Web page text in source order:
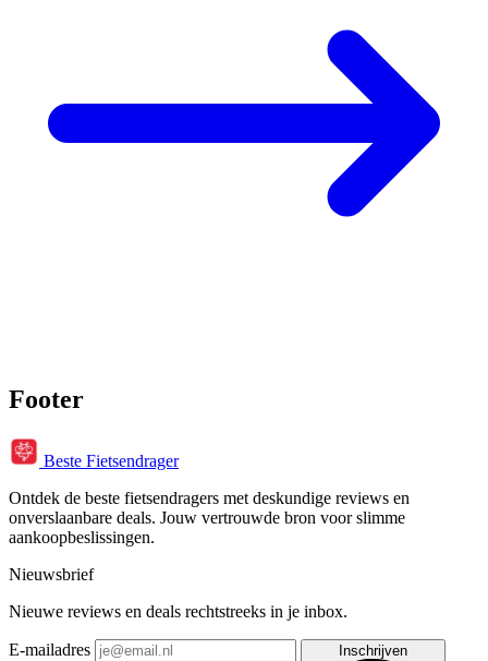
Footer
Beste Fietsendrager
Ontdek de beste fietsendragers met deskundige reviews en
onverslaanbare deals. Jouw vertrouwde bron voor slimme
aankoopbeslissingen.
Nieuwsbrief
Nieuwe reviews en deals rechtstreeks in je inbox.
E-mailadres Inschrijven